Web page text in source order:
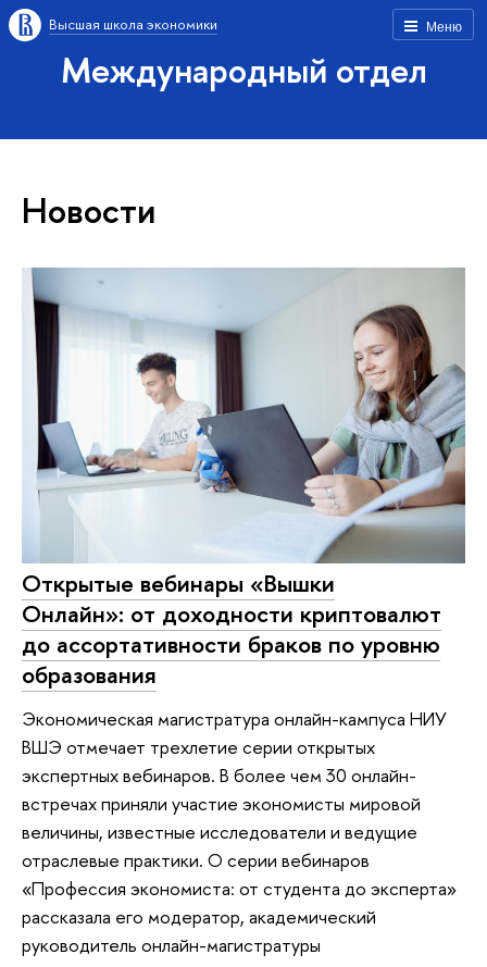
Меню
Высшая школа экономики
Международный отдел
Новости
Открытые вебинары «Вышки
Онлайн»: от доходности криптовалют
до ассортативности браков по уровню
образования
Экономическая магистратура онлайн-кампуса НИУ
ВШЭ отмечает трехлетие серии открытых
экспертных вебинаров. В более чем 30 онлайн-
встречах приняли участие экономисты мировой
величины, известные исследователи и ведущие
отраслевые практики. О серии вебинаров
«Профессия экономиста: от студента до эксперта»
рассказала его модератор, академический
руководитель онлайн-магистратуры